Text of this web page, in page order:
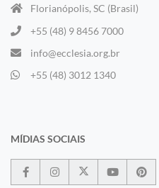
Florianópolis, SC (Brasil)
+55 (48) 9 8456 7000
info@ecclesia.org.br
+55 (48) 3012 1340
MÍDIAS SOCIAIS